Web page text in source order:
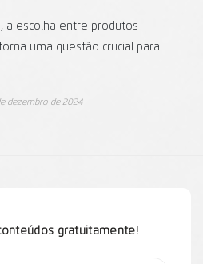
a escolha entre produtos
uma questão crucial para
dezembro de 2024
gratuitamente!